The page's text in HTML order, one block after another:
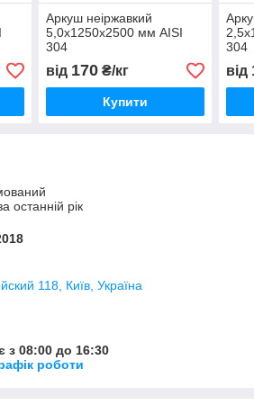
Аркуш неіржавкий
5,0х1250х2500 мм AISI
304
від 170₴/кг
Купити
304
від
останній рік
118, Київ, Україна
з 08:00 до 16:30
роботи